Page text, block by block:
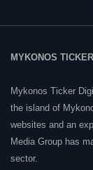
MYKONOS
Mykonos Ticker
the island of
websites and an
Media Group has
sector.